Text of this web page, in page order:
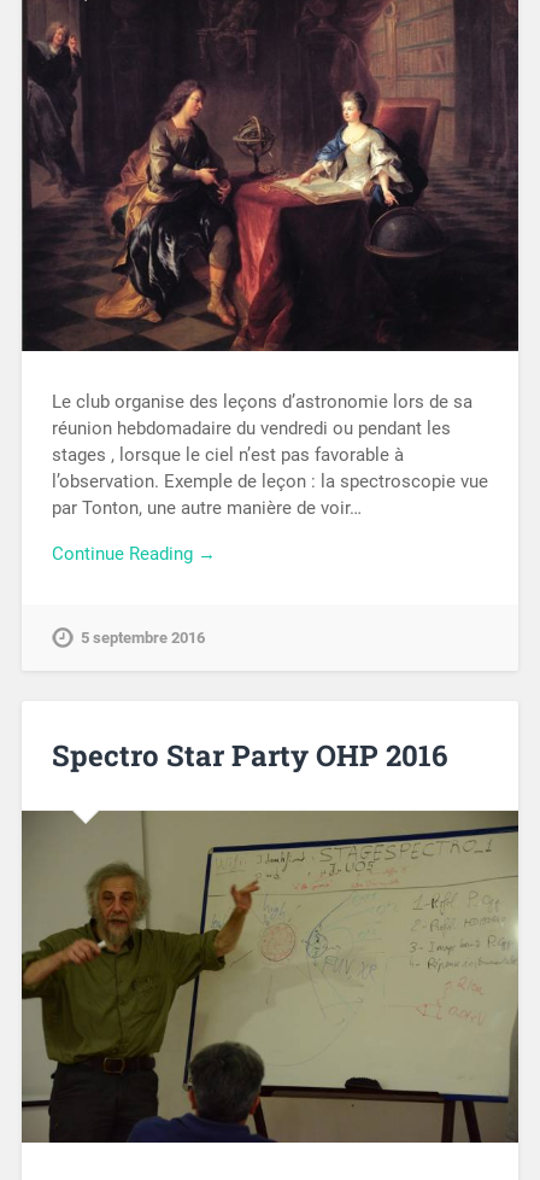
Le club organise des leçons d’astronomie lors de sa
réunion hebdomadaire du vendredi ou pendant les
stages , lorsque le ciel n’est pas favorable à
l’observation. Exemple de leçon : la spectroscopie vue
par Tonton, une autre manière de voir…
Continue Reading →
5 septembre 2016
Spectro Star Party OHP 2016